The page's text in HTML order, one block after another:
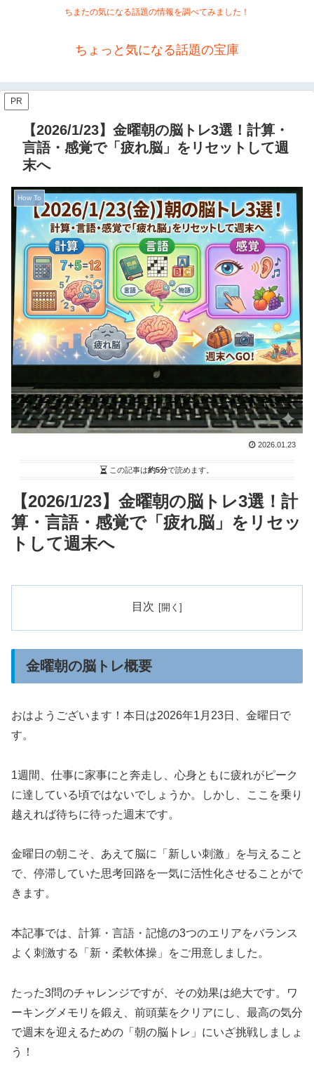
ちまたの気になる話題の情報を調べてみました！
ちょっと気になる話題の宝庫
PR
【2026/1/23】金曜朝の脳トレ3選！計算・
言語・感覚で「疲れ脳」をリセットして週
末へ
How To
2026.01.23
この記事は約5分で読めます。
【2026/1/23】金曜朝の脳トレ3選！計
算・言語・感覚で「疲れ脳」をリセッ
トして週末へ
目次
金曜朝の脳トレ概要
おはようございます！本日は2026年1月23日、金曜日で
す。
1週間、仕事に家事にと奔走し、心身ともに疲れがピーク
に達している頃ではないでしょうか。しかし、ここを乗り
越えれば待ちに待った週末です。
金曜日の朝こそ、あえて脳に「新しい刺激」を与えること
で、停滞していた思考回路を一気に活性化させることがで
きます。
本記事では、計算・言語・記憶の3つのエリアをバランス
よく刺激する「新・柔軟体操」をご用意しました。
たった3問のチャレンジですが、その効果は絶大です。ワ
ーキングメモリを鍛え、前頭葉をクリアにし、最高の気分
で週末を迎えるための「朝の脳トレ」にいざ挑戦しましょ
う！